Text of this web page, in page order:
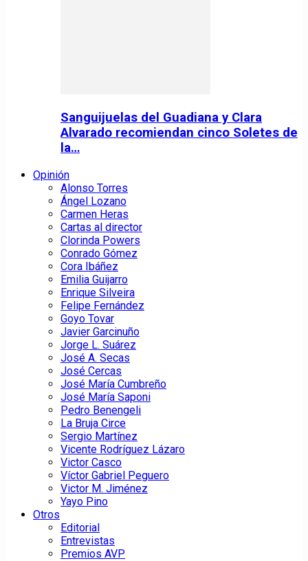
Sanguijuelas del Guadiana y Clara
Alvarado recomiendan cinco Soletes de
la…
Opinión
Alonso Torres
Ángel Lozano
Carmen Heras
Cartas al director
Clorinda Powers
Conrado Gómez
Cora Ibáñez
Emilia Guijarro
Enrique Silveira
Felipe Fernández
Goyo Tovar
Javier Garcinuño
Jorge L. Suárez
José A. Secas
José Cercas
José María Cumbreño
José María Saponi
Pedro Benengeli
La Bruja Circe
Sergio Martínez
Vicente Rodríguez Lázaro
Victor Casco
Víctor Gabriel Peguero
Victor M. Jiménez
Yayo Pino
Otros
Editorial
Entrevistas
Premios AVP